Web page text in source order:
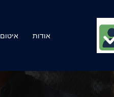
אודות איטום